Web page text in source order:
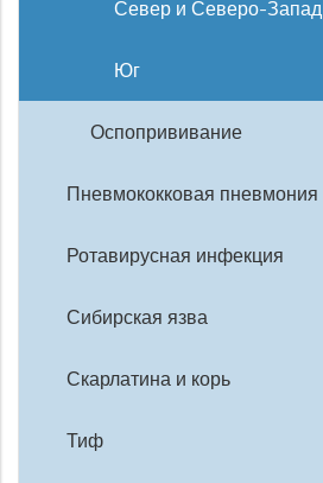
Север и Северо-Запад
Юг
Оспопрививание
Пневмококковая пневмония
Ротавирусная инфекция
Сибирская язва
Скарлатина и корь
Тиф